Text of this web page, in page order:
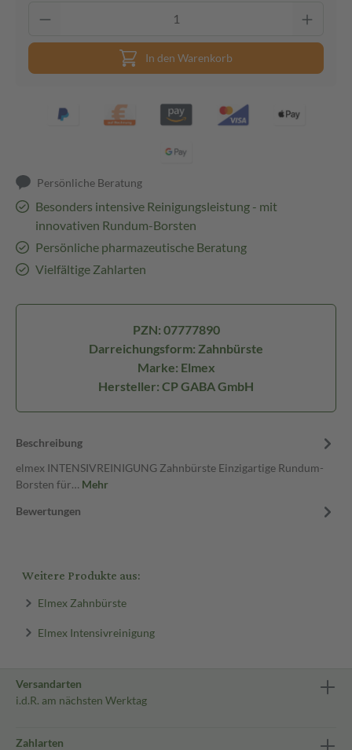
In den Warenkorb
Persönliche Beratung
Besonders intensive Reinigungsleistung - mit
innovativen Rundum-Borsten
Persönliche pharmazeutische Beratung
Vielfältige Zahlarten
PZN: 07777890
Darreichungsform: Zahnbürste
Marke: Elmex
Hersteller: CP GABA GmbH
Beschreibung
elmex INTENSIVREINIGUNG Zahnbürste Einzigartige Rundum-
Borsten für… Mehr
Bewertungen
Weitere Produkte aus:
Elmex Zahnbürste
Elmex Intensivreinigung
Versandarten
i.d.R. am nächsten Werktag
Zahlarten